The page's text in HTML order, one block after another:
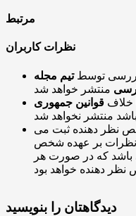
مرتبط
نظرات کاربران
بررسی توسطتیم مجله
خلاف قوانین جمهوری
نظر دهنده ثبت می
نظرات بر عهده شخص
باشد که در صورت هر
دیدگاهتان را بنویسید